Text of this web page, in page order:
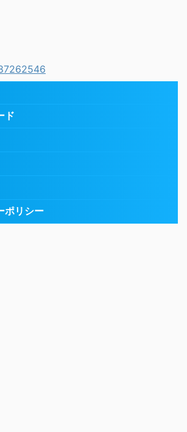
ド
ポリシー